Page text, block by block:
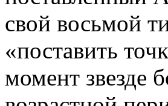
свой восьмой
«поставить
момент звезде